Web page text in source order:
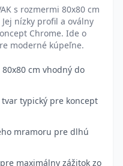
s rozmermi 80x80 cm
nízky profil a oválny
Chrome. Ide o
moderné kúpeľne.
cm vhodný do
typický pre koncept
mramoru pre dlhú
maximálny zážitok zo